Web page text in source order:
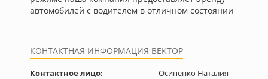
автомобилей с водителем в отличном состоянии
КОНТАКТНАЯ ИНФОРМАЦИЯ ВЕКТОР
Контактное лицо:
Осипенко Наталия